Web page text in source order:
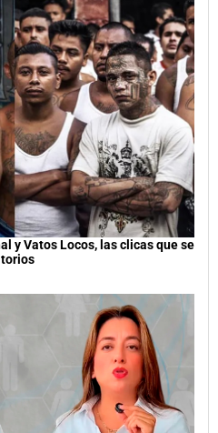
y Vatos Locos, las clicas que se